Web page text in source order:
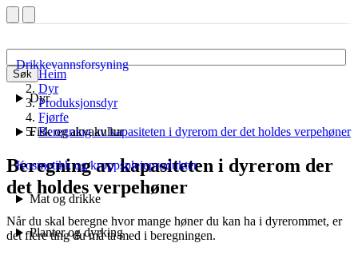
Søk
Drikkevannsforsyning
Dyr
Fisk og akvakultur
Kosmetikk og kroppspleieprodukter
Mat og drikke
Planter og dyrking
Heim
Dyr
Produksjonsdyr
Fjørfe
Beregning av kapasiteten i dyrerom der det holdes verpehøner
Beregning av kapasiteten i dyrerom der
det holdes verpehøner
Når du skal beregne hvor mange høner du kan ha i dyrerommet, er
det flere ting du må ta med i beregningen.